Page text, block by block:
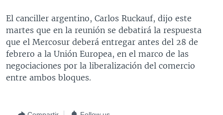
DEPORTES
CIENCIA Y SALUD
AUDIOS
FORO INTERAMERICANO
VISIÓN 360
LAS CLAVES
PANORAMA
AVANCE INFORMATIVO
AUDIONOTICIAS
BUENOS DÍAS AMÉRICA
ESTADOS UNIDOS AL DÍA
FORO [RADIO]
DIRECT
DOCUMENTALES DE LA VOA
Learning English
El canciller argentino, Carlos Ruckauf, dijo este
martes que en la reunión se debatirá la respuesta
que el Mercosur deberá entregar antes del 28 de
febrero a la Unión Europea, en el marco de las
negociaciones por la liberalización del comercio
entre ambos bloques.